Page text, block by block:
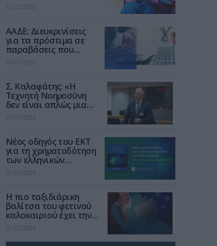
ενισχύει την ασφάλεια
των παιδιών στο
31.07.2026
ΑΑΔΕ: Διευκρινίσεις
για τα πρόστιμα σε
παραβάσεις που
αφορούν τους ΦΗΜ
31.07.2026
Σ. Καλαφάτης: «Η
Τεχνητή Νοημοσύνη
δεν είναι απλώς μια
νέα τεχνολογία, είναι
μια νέα βιομηχανική
31.07.2026
Νέος οδηγός του ΕΚΤ
για τη χρηματοδότηση
των ελληνικών
επιχειρήσεων στον
χώρο της άμυνας
31.07.2026
Η πιο ταξιδιάρικη
βαλίτσα του φετινού
καλοκαιριού έχει την
υπογραφή της Xiaomi
31.07.2026